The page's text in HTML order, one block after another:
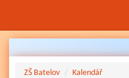
hlavnímu
ZŠ Batelov Kalendář
01